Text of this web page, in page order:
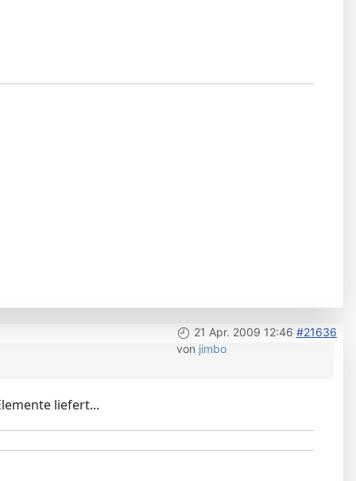
21 Apr. 2009 12:46 #21636
von jimbo
liefert...